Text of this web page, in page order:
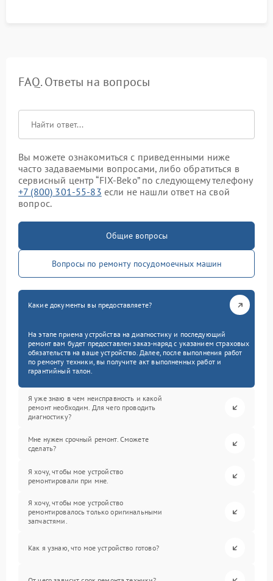
FAQ. Ответы на вопросы
Вы можете ознакомиться с приведенными ниже
часто задаваемыми вопросами, либо обратиться в
сервисный центр “FIX-Beko” по следующему телефону
+7 (800) 301-55-83 если не нашли ответ на свой
вопрос.
Общие вопросы
Вопросы по ремонту посудомоечных машин
Какие документы вы предоставляете?
На этапе приема устройства на диагностику и последующий
ремонт вам будет предоставлен заказ-наряд с указанием страховых
обязательств на ваше устройство. Далее, после выполнения работ
по ремонту техники, вы получите акт выполненных работ и
гарантийный талон.
Я уже знаю в чем неисправность и какой
ремонт необходим. Для чего проводить
диагностику?
Мне нужен срочный ремонт. Сможете
сделать?
Я хочу, чтобы мое устройство
ремонтировали при мне.
Я хочу, чтобы мое устройство
ремонтировалось только оригинальными
запчастями.
Как я узнаю, что мое устройство готово?